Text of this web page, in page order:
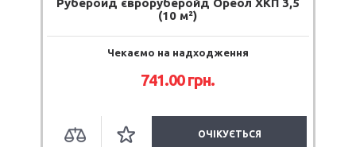
(10 м²)
Чекаємо на надходження
741.00 грн.
ОЧІКУЄТЬСЯ